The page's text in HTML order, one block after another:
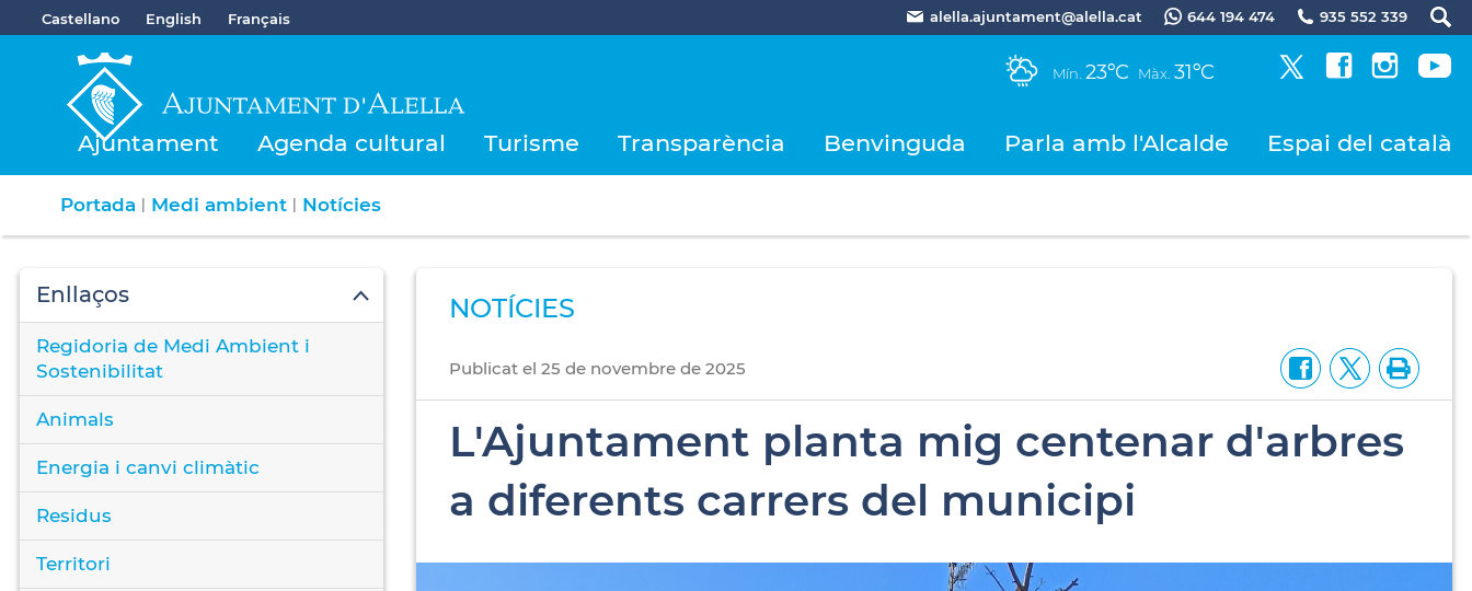
Castellano English Français alella.ajuntament@alella.cat 644 194 474 935 552 339
Mín. 23ºC Màx. 31ºC
Ajuntament Agenda cultural Turisme Transparència Benvinguda Parla amb l'Alcalde Espai del català
Portada | Medi ambient | Notícies
Enllaços
Regidoria de Medi Ambient i
Sostenibilitat
Animals
Energia i canvi climàtic
Residus
Territori
NOTÍCIES
Publicat el 25 denovembre de2025
L'Ajuntament planta mig centenar d'arbres
a diferents carrers del municipi